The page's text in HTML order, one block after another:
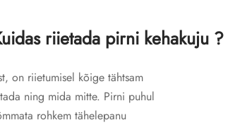
riietada pirni kehakuju ?
on riietumisel kõige tähtsam
ning mida mitte. Pirni puhul
rohkem tähelepanu